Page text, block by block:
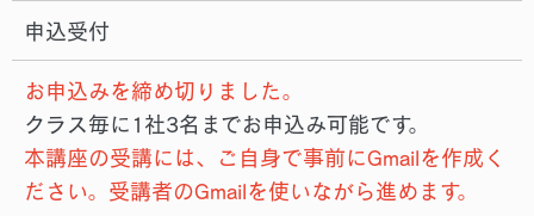
申込受付
お申込みを締め切りました。
クラス毎に1社3名までお申込み可能です。
本講座の受講には、ご自身で事前にGmailを作成く
ださい。受講者のGmailを使いながら進めます。